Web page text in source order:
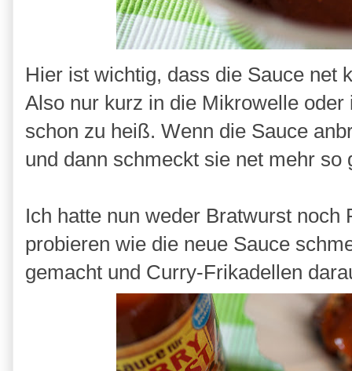
Hier ist wichtig, dass die Sauce net
Also nur kurz in die Mikrowelle
schon zu heiß. Wenn die Sauce
und dann schmeckt sie net mehr so
Ich hatte nun weder Bratwurst
probieren wie die neue Sauce
gemacht und Curry-Frikadellen